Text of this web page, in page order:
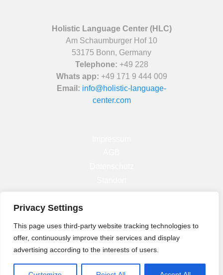
Privacy Settings
This page uses third-party website tracking technologies to
offer, continuously improve their services and display
advertising according to the interests of users.
Holistic Language Center (HLC)
Am Schaumburger Hof 10
53175 Bonn, Germany
Telephone: +49 228
Whats app: +49 171 9 444 009
Email: info@holistic-language-
center.com
Instagram
Linkedin